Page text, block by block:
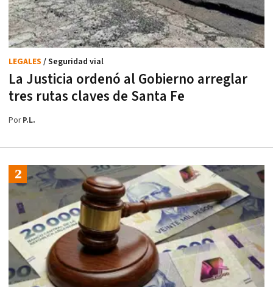
La Justicia ordenó al Gobierno arreglar
tres rutas claves de Santa Fe
LEGALES / Seguridad vial
PorP.L.